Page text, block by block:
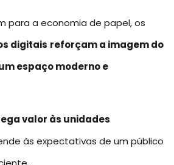
para a economia de papel, os
digitais reforçam a imagem do
espaço moderno e
valor às unidades
às expectativas de um público